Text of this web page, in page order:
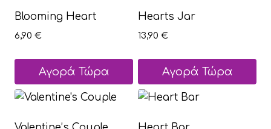
Blooming Heart
6,90 €
Αγορά Τώρα
Αυτό
προϊόν
Hearts Jar
13,90 €
Αγορά Τώρα
Αυτό
προϊόν